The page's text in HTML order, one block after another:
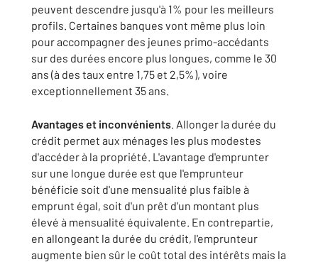
peuvent descendre jusqu'à 1% pour les meilleurs
profils. Certaines banques vont même plus loin
pour accompagner des jeunes primo-accédants
sur des durées encore plus longues, comme le 30
ans (à des taux entre 1,75 et 2,5%), voire
exceptionnellement 35 ans.
Avantages et inconvénients. Allonger la durée du
crédit permet aux ménages les plus modestes
d'accéder à la propriété. L'avantage d'emprunter
sur une longue durée est que l'emprunteur
bénéficie soit d'une mensualité plus faible à
emprunt égal, soit d'un prêt d'un montant plus
élevé à mensualité équivalente. En contrepartie,
en allongeant la durée du crédit, l'emprunteur
augmente bien sûr le coût total des intérêts mais la